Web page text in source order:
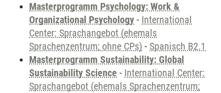
Masterprogramm Psychology: Work &
Organizational Psychology - International
Center: Sprachangebot (ehemals
Sprachenzentrum; ohne CPs) - Spanisch B2.1
Masterprogramm Sustainability: Global
Sustainability Science - International Center:
Sprachangebot (ehemals Sprachenzentrum;